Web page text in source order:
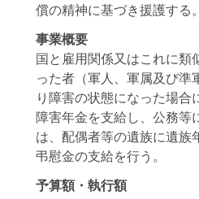
償の精神に基づき援護する。
事業概要
国と雇用関係又はこれに類
った者（軍人、軍属及び準
り障害の状態になった場合
障害年金を支給し、公務等
は、配偶者等の遺族に遺族
弔慰金の支給を行う。
予算額・執行額